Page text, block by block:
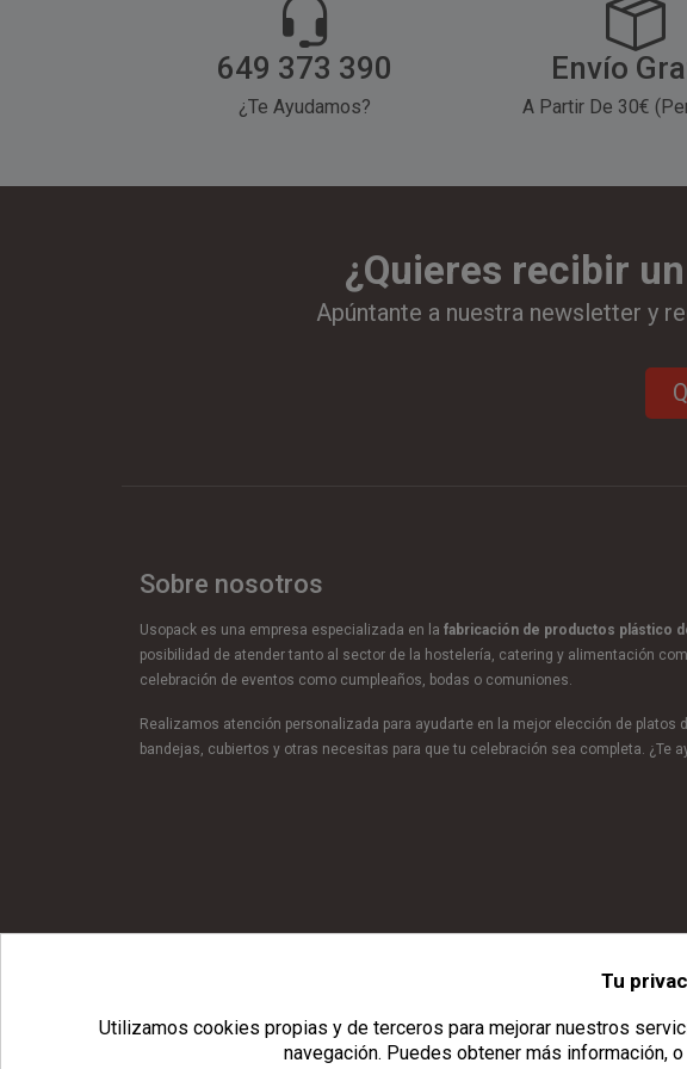
649 373 390
¿Te Ayudamos?
Envío
A Partir De 30€
¿Quieres recibir
Apúntante a nuestra newsletter y
Sobre nosotros
Usopack es una empresa especializada en la fabricación de productos plástico
posibilidad de atender tanto al sector de la hostelería, catering y alimentación
celebración de eventos como cumpleaños, bodas o comuniones.
Realizamos atención personalizada para ayudarte en la mejor elección de platos
bandejas, cubiertos y otras necesitas para que tu celebración sea completa. ¿Te
Tu
Utilizamos cookies propias y de terceros para mejorar nuestros
navegación. Puedes obtener más información,